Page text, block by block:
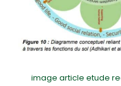
image article etude